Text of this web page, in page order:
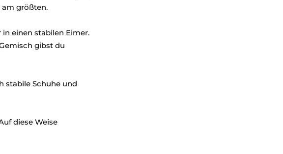
am größten.
in einen stabilen Eimer.
gibst du
stabile Schuhe und
diese Weise